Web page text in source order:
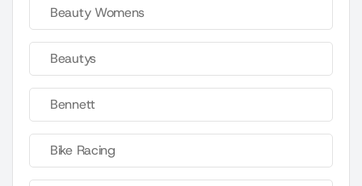
Beauty Womens
Beautys
Bennett
Bike Racing